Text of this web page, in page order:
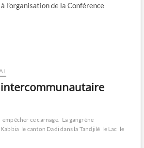
l’organisation de la Conférence
intercommunautaire
empêcher ce carnage. La gangrène
Kabbia le canton Dadi dans la Tandjilé le Lac le